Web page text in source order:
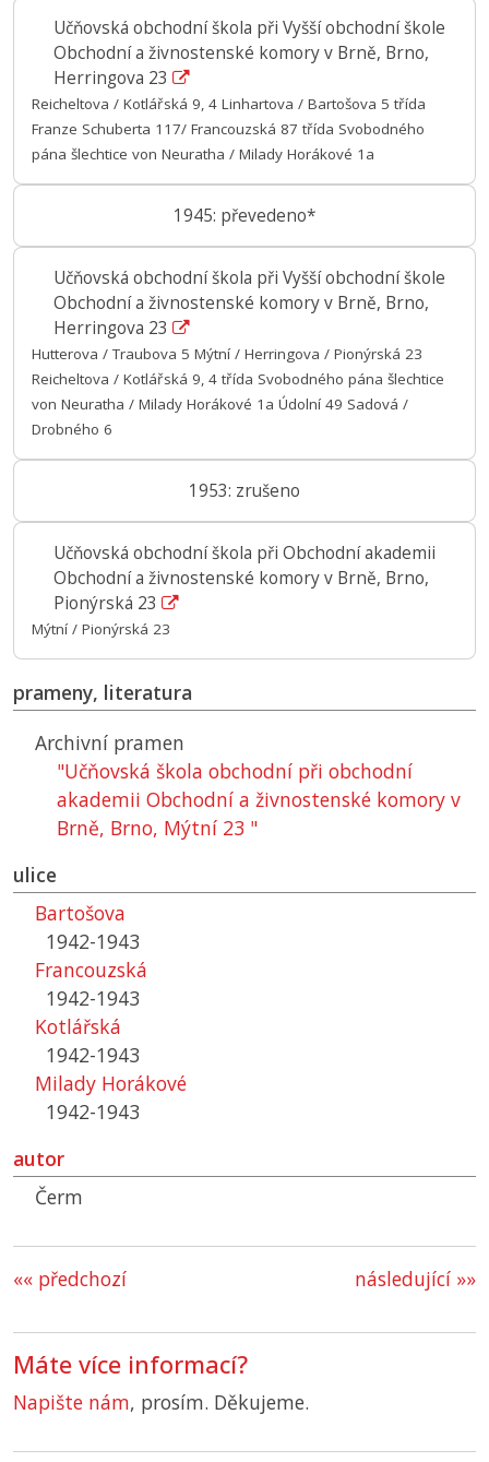
Učňovská obchodní škola při Vyšší obchodní škole
Obchodní a živnostenské komory v Brně, Brno,
Herringova 23
Reicheltova / Kotlářská 9, 4 Linhartova / Bartošova 5 třída
Franze Schuberta 117/ Francouzská 87 třída Svobodného
pána šlechtice von Neuratha / Milady Horákové 1a
1945: převedeno*
Učňovská obchodní škola při Vyšší obchodní škole
Obchodní a živnostenské komory v Brně, Brno,
Herringova 23
Hutterova / Traubova 5 Mýtní / Herringova / Pionýrská 23
Reicheltova / Kotlářská 9, 4 třída Svobodného pána šlechtice
von Neuratha / Milady Horákové 1a Údolní 49 Sadová /
Drobného 6
1953: zrušeno
Učňovská obchodní škola při Obchodní akademii
Obchodní a živnostenské komory v Brně, Brno,
Pionýrská 23
Mýtní / Pionýrská 23
prameny, literatura
Archivní pramen
"Učňovská škola obchodní při obchodní
akademii Obchodní a živnostenské komory v
Brně, Brno, Mýtní 23 "
ulice
Bartošova
1942-1943
Francouzská
1942-1943
Kotlářská
1942-1943
Milady Horákové
1942-1943
autor
Čerm
následující »»
«« předchozí
Máte více informací?
Napište nám, prosím. Děkujeme.